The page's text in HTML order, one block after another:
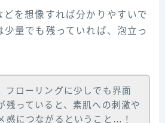
どを想像すれば分かりやすいで
少量でも残っていれば、泡立っ
フローリングに少しでも界面
残っていると、素肌への刺激や
感につながるということ…！